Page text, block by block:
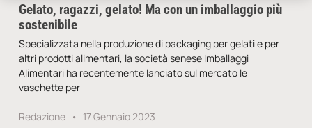
Gelato, ragazzi, gelato! Ma con un imballaggio più
sostenibile
Specializzata nella produzione di packaging per gelati e per
altri prodotti alimentari, la società senese Imballaggi
Alimentari ha recentemente lanciato sul mercato le
vaschette per
Redazione 17 Gennaio 2023